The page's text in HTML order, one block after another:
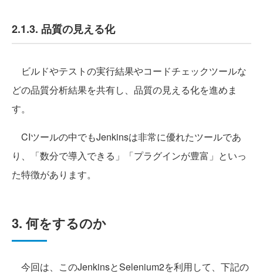
2.1.3. 品質の見える化
ビルドやテストの実行結果やコードチェックツールな
どの品質分析結果を共有し、品質の見える化を進めま
す。
CIツールの中でもJenkinsは非常に優れたツールであ
り、「数分で導入できる」「プラグインが豊富」といっ
た特徴があります。
3. 何をするのか
今回は、このJenkinsとSelenium2を利用して、下記の